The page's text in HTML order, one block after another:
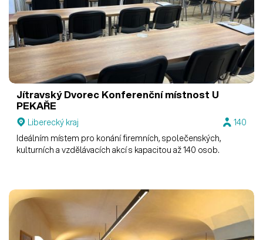
Jítravský Dvorec Konferenční místnost U
PEKAŘE
Liberecký kraj
140
Ideálním místem pro konání firemních, společenských,
kulturních a vzdělávacích akcí s kapacitou až 140 osob.